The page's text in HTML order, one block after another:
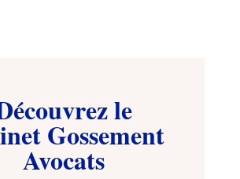
le
Gossement
Avocats